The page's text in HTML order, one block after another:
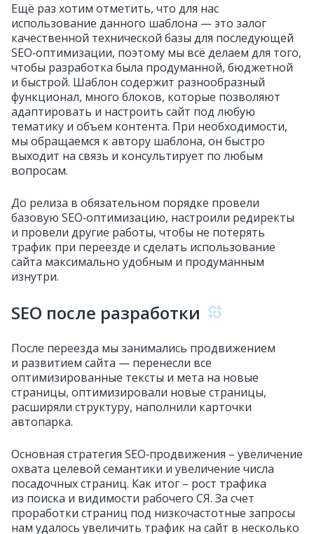
Ещё раз хотим отметить, что для нас
использование данного шаблона — это залог
качественной технической базы для последующей
SEO‑оптимизации, поэтому мы всё делаем для того,
чтобы разработка была продуманной, бюджетной
и быстрой. Шаблон содержит разнообразный
функционал, много блоков, которые позволяют
адаптировать и настроить сайт под любую
тематику и объем контента. При необходимости,
мы обращаемся к автору шаблона, он быстро
выходит на связь и консультирует по любым
вопросам.
До релиза в обязательном порядке провели
базовую SEO‑оптимизацию, настроили редиректы
и провели другие работы, чтобы не потерять
трафик при переезде и сделать использование
сайта максимально удобным и продуманным
изнутри.
SEO после разработки
После переезда мы занимались продвижением
и развитием сайта — перенесли все
оптимизированные тексты и мета на новые
страницы, оптимизировали новые страницы,
расширяли структуру, наполнили карточки
автопарка.
Основная стратегия SEO‑продвижения – увеличение
охвата целевой семантики и увеличение числа
посадочных страниц. Как итог – рост трафика
из поиска и видимости рабочего СЯ. За счет
проработки страниц под низкочастотные запросы
нам удалось увеличить трафик на сайт в несколько